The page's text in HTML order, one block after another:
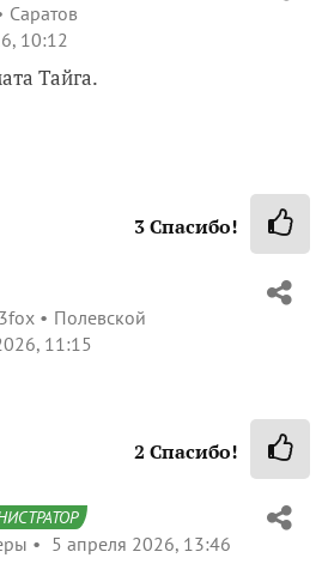
Саратов
10:12
Тайга.
3Спасибо!
Полевской
11:15
2 Спасибо!
5 апреля 2026, 13:46